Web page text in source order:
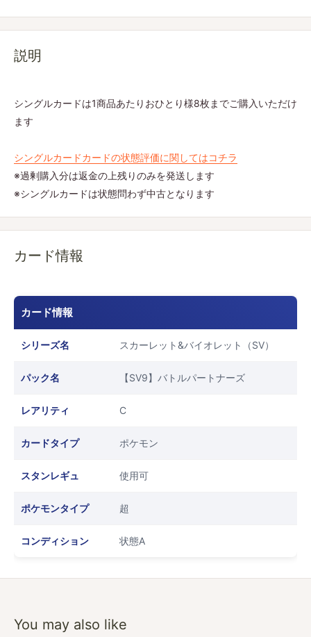
説明
シングルカードは1商品あたりおひとり様8枚までご購入いただけ
ます
シングルカードカードの状態評価に関してはコチラ
※過剰購入分は返金の上残りのみを発送します
※シングルカードは状態問わず中古となります
カード情報
カード情報
シリーズ名 スカーレット&バイオレット（SV）
パック名 【SV9】バトルパートナーズ
レアリティ C
カードタイプ ポケモン
スタンレギュ 使用可
ポケモンタイプ 超
コンディション 状態A
You may also like